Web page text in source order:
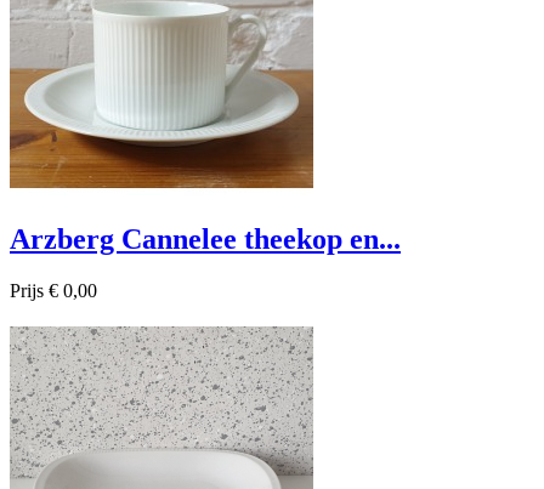
Arzberg Cannelee theekop en...
Prijs € 0,00
Snel bekijken